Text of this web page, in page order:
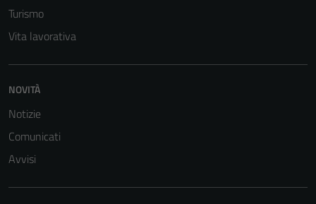
Turismo
Vita lavorativa
NOVITÀ
Notizie
Comunicati
Avvisi